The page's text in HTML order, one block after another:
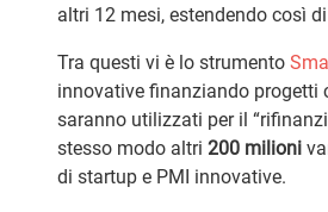
altri 12 mesi, estendendo così
Tra questi vi è lo strumento
innovative finanziando progetti
saranno utilizzati per il
stesso modo altri 200 milioni
di startup e PMI innovative.